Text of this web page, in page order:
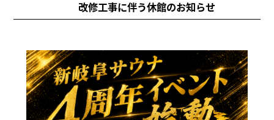
改修工事に伴う休館のお知らせ